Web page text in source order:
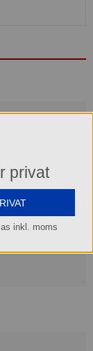
privat
inkl. moms